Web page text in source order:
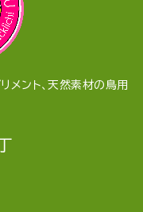
メント、天然素材の鳥用